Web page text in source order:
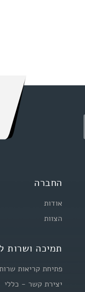
החברה
אודות
הצוות
תמיכה ושרות
פתיחת קריאות
יצירת קשר - כללי